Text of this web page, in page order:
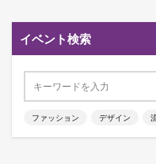
イベント検索
ファッション デザイン